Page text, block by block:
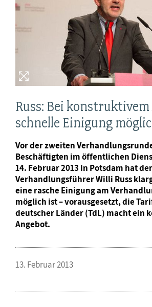
Russ: Bei
schnelle Einigung
Vor der zweiten
Beschäftigten im öffentlichen
14. Februar 2013 in Potsdam hat
Verhandlungsführer Willi Russ
eine rasche Einigung am
möglich ist – vorausgesetzt, die
deutscher Länder (TdL) macht ein
Angebot.
13. Februar 2013